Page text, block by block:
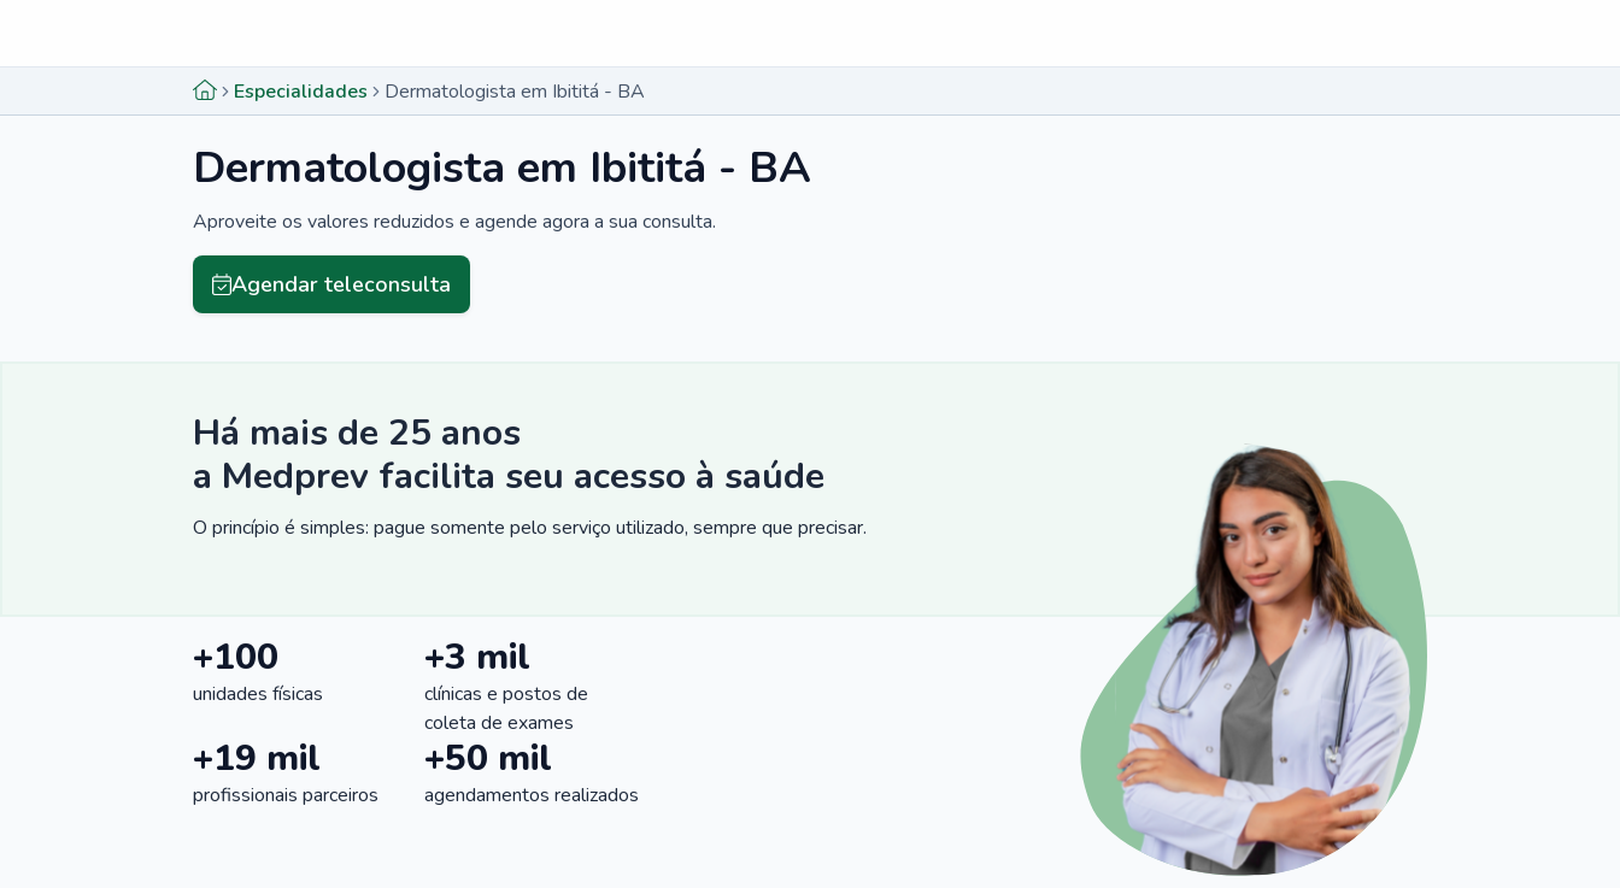
Especialidades Dermatologista em Ibititá - BA
Dermatologista em Ibititá - BA
Aproveite os valores reduzidos e agende agora a sua consulta.
Agendar teleconsulta
Há mais de 25 anos
a Medprev facilita seu acesso à saúde
O princípio é simples: pague somente pelo serviço utilizado, sempre que precisar.
+100
unidades físicas
+3 mil
clínicas e postos de
coleta de exames
+19 mil
profissionais parceiros
+50 mil
agendamentos realizados